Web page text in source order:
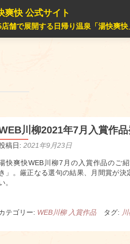
爽快 公式サイト
舗で展開する日帰り温泉「湯快爽快
川柳2021年7月入賞作
稿日: 2021年9月23日
快爽快WEB川柳7月の入賞作品のご
き」。厳正なる選句の結果、月間賞が
。
テゴリー: WEB川柳 入賞作品 タグ: